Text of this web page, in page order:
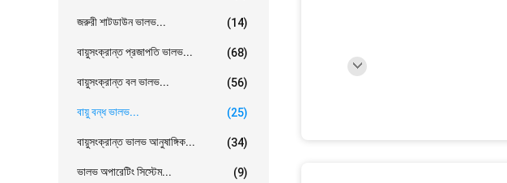
জরুরী শাটডাউন ভালভ... (14)
বায়ুসংক্রান্ত প্রজাপতি ভালভ... (68)
বায়ুসংক্রান্ত বল ভালভ... (56)
বায়ু বন্ধ ভালভ... (25)
বায়ুসংক্রান্ত ভালভ আনুষাঙ্গিক... (34)
ভালভ অপারেটিং সিস্টেম... (9)